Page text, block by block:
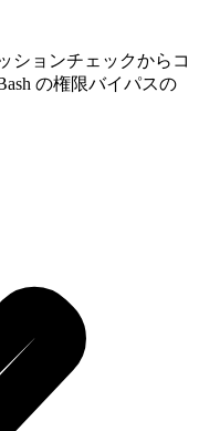
ションチェックからコ
の権限バイパスの